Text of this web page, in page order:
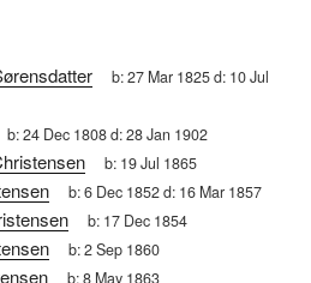
b:27 Mar 1825d: 10 Jul
b:24 Dec 1808d:28 Jan 1902
b: 19 Jul 1865
b:6 Dec 1852d: 16 Mar 1857
b: 17 Dec 1854
b:2 Sep 1860
b:8 May 1863